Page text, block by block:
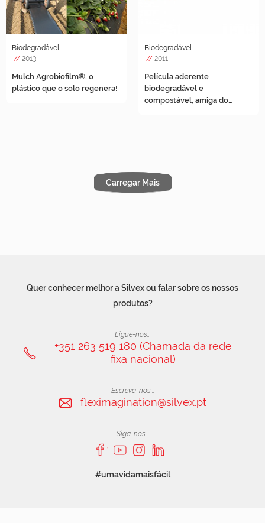
Biodegradável
// 2013
Mulch Agrobiofilm®, o
plástico que o solo regenera!
Biodegradável
// 2011
Película aderente
biodegradável e
compostável, amiga do
Carregar Mais
Quer conhecer melhor a Silvex ou falar sobre os nossos
produtos?
Ligue-nos...
+351 263 519 180 (Chamada da rede
fixa nacional)
Escreva-nos...
fleximagination@silvex.pt
Siga-nos...
#umavidamaisfácil